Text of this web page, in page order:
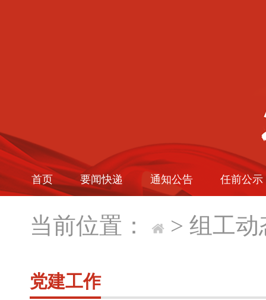
首页 要闻快递 通知公告 任前公示
当前位置： > 组工动
党建工作